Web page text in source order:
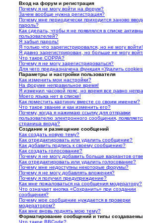
Вход на форум и регистрация
Почему я не могу войти на форум?
Зачем вообще нужна регистрация?
Почему мне периодически приходится заново
пароль?
Как сделать, чтобы я не появлялся в списке
пользователей?
Я забыл пароль!
Я только что зарегистрировался, но не могу войти!
Я давно зарегистрирован, но больше не могу
Что такое COPPA?
Почему я не могу зарегистрироваться?
Для чего предназначена функция «Удалить
Параметры и настройки пользователя
Как изменить мои настройки?
На форуме неправильное время!
Я изменил часовой пояс, но время все равно
Моего языка нет в списке!
Как поместить картинку вместе со своим именем?
Что такое звание и как изменить его?
Почему, когда я нажимаю ссылку для отправки
пользователю электронного сообщения,
страница входа?
Создание и размещение сообщений
Как создать новую тему?
Как отредактировать или удалить сообщение?
Как добавить подпись к своему сообщению?
Как создать голосование?
Почему я не могу добавить больше вариантов
Как отредактировать или удалить голосование?
Почему мне недоступны некоторые форумы?
Почему я не могу добавлять вложения?
Почему я получил предупреждение?
Как мне пожаловаться на сообщения модератору?
Что означает кнопка «Сохранить» при создании
сообщения?
Почему мое сообщение нуждается в проверки
модератором?
Как мне вновь поднять мою тему?
Форматирование сообщений и типы
Что такое BBCode?